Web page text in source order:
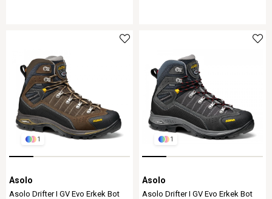
1
Asolo
Asolo Drifter I GV Evo Erkek Bot
1
Asolo
Asolo Drifter I GV Evo Erkek Bot